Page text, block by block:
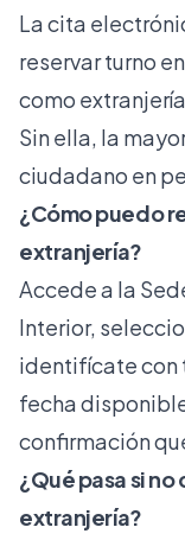
La cita
reservar turno
como
Sin ella, la
ciudadano en
¿Cómo puedo
extranjería?
Accede a la
Interior,
identifícate con
fecha
confirmación
¿Qué pasa si
extranjería?